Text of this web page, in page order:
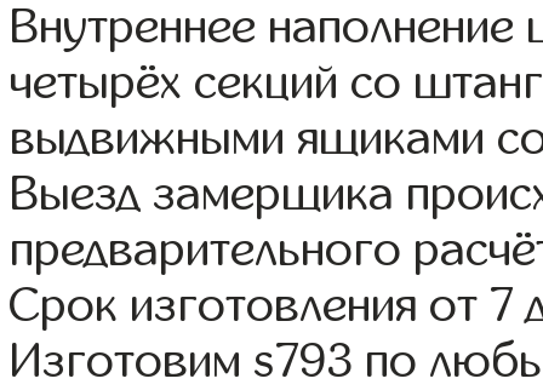
Внутреннее
четырёх секций со
выдвижными ящиками
Выезд замерщика
предварительного
Срок изготовления от 7
Изготовим s793 по